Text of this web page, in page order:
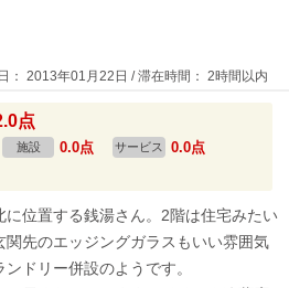
： 2013年01月22日 / 滞在時間： 2時間以内
点
施設 0.0点 サービス 0.0点
位置する銭湯さん。2階は住宅みたい
先のエッジングガラスもいい雰囲気
ドリー併設のようです。